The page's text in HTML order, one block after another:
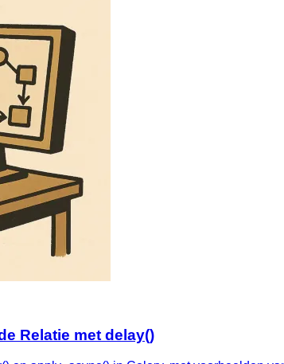
Relatie met delay()